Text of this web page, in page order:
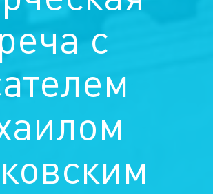
с